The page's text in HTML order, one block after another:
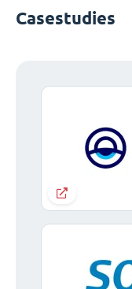
Casestudies